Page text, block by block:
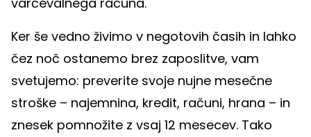
Ker še vedno živimo v negotovih časih in lahko
čez noč ostanemo brez zaposlitve, vam
svetujemo: preverite svoje nujne mesečne
stroške – najemnina, kredit, računi, hrana – in
znesek pomnožite z vsaj 12 mesecev. Tako